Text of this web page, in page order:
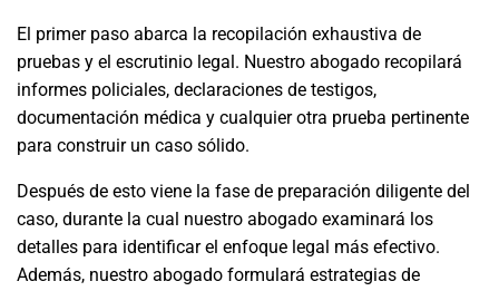
El primer paso abarca la recopilación exhaustiva de
pruebas y el escrutinio legal. Nuestro abogado recopilará
informes policiales, declaraciones de testigos,
documentación médica y cualquier otra prueba pertinente
para construir un caso sólido.
Después de esto viene la fase de preparación diligente del
caso, durante la cual nuestro abogado examinará los
detalles para identificar el enfoque legal más efectivo.
Además, nuestro abogado formulará estrategias de